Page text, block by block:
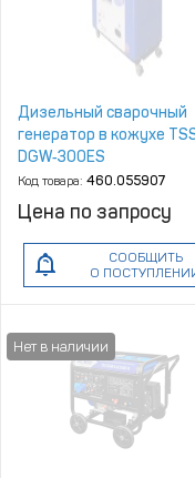
Дизельный сварочный
генератор в кожухе
DGW‑300ES
Код товара: 460.055907
Цена по запросу
СООБЩИТЬ
О